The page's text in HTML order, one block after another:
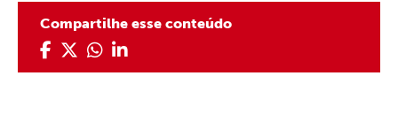
Compartilhe esse conteúdo